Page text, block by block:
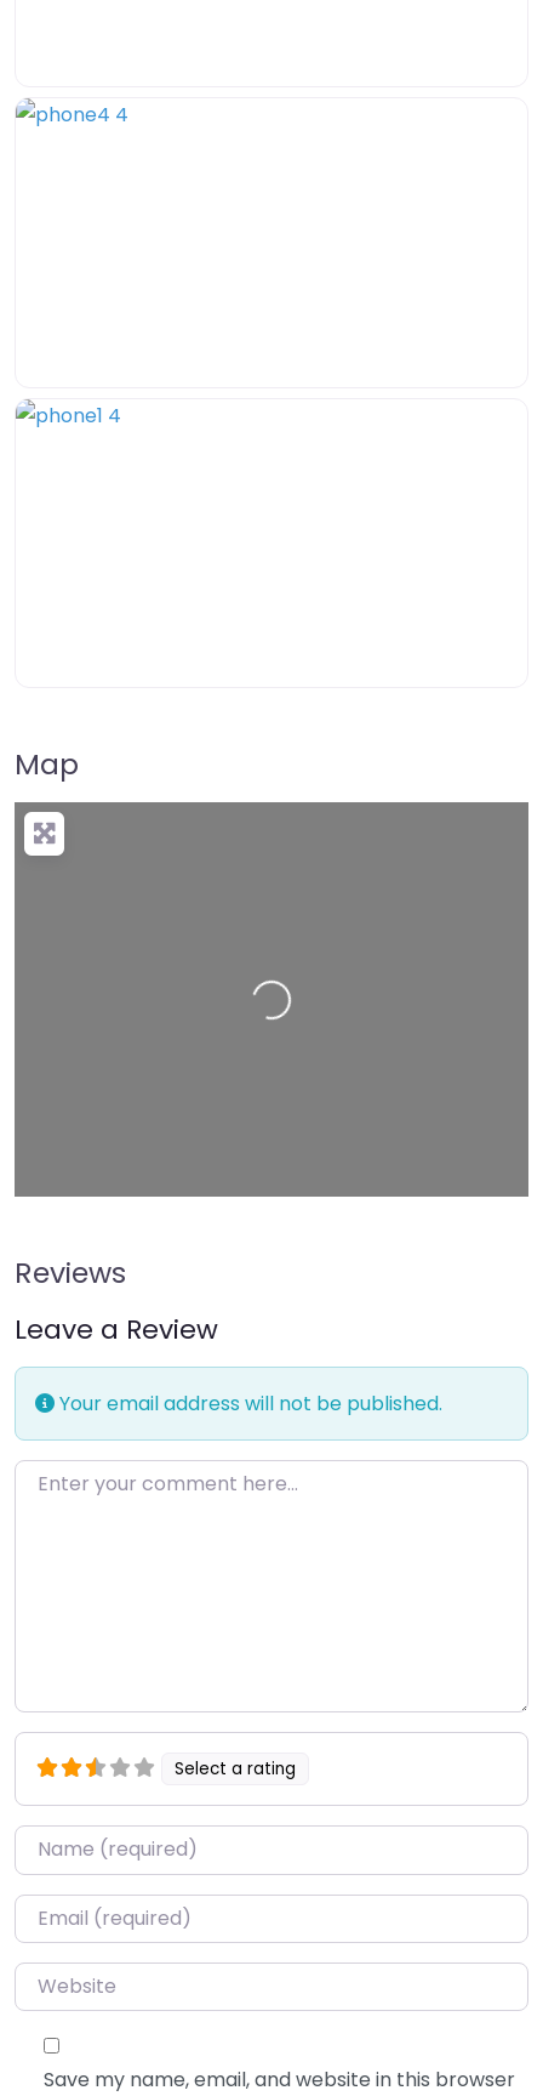
Map
+
Reviews
Leave a Review
Your email address will not be published.
Enter your comment here…
Select a rating
Name*
Email*
Website
Save my name, email, and website in this browser